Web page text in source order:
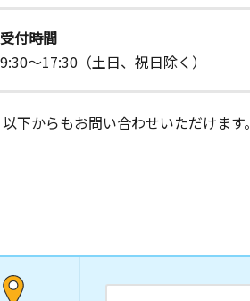
受付時間
9:30～17:30（土日、祝日除く）
下からもお問い合わせいただけます。